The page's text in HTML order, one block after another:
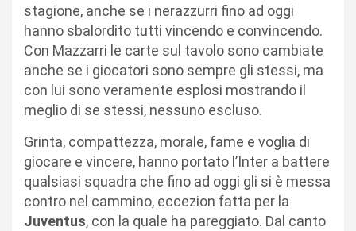
stagione, anche se i nerazzurri fino ad oggi
hanno sbalordito tutti vincendo e convincendo.
Con Mazzarri le carte sul tavolo sono cambiate
anche se i giocatori sono sempre gli stessi, ma
con lui sono veramente esplosi mostrando il
meglio di se stessi, nessuno escluso.
Grinta, compattezza, morale, fame e voglia di
giocare e vincere, hanno portato l’Inter a battere
qualsiasi squadra che fino ad oggi gli si è messa
contro nel cammino, eccezion fatta per la
Juventus, con la quale ha pareggiato. Dal canto